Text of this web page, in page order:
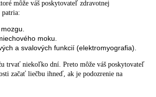
môže váš poskytovateľ zdravotnej
moku.
a svalových funkcií (elektromyografia).
trvať niekoľko dní. Preto môže váš poskytovateľ
začať liečbu ihneď, ak je podozrenie na